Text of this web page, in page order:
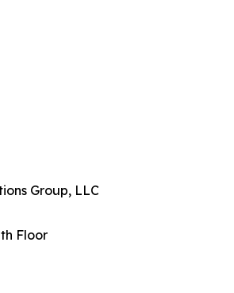
Group, LLC
Floor